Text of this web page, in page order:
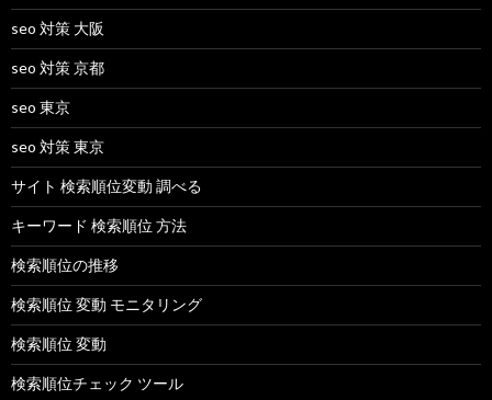
seo 対策 大阪
seo 対策 京都
seo 東京
seo 対策 東京
サイト 検索順位変動 調べる
キーワード 検索順位 方法
検索順位の推移
検索順位 変動 モニタリング
検索順位 変動
検索順位チェック ツール